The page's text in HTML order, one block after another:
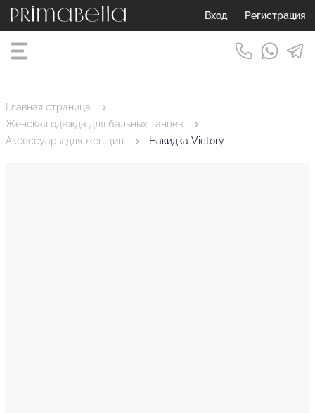
Вход Регистрация
Главная страница
Женская одежда для бальных танцев
Аксессуары для женщин
Накидка Victory